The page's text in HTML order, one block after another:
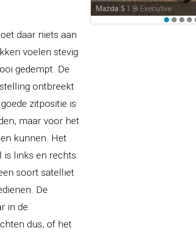
daar niets aan
voelen stevig
gedempt. De
ontbreekt
zitpositie is
maar voor het
kunnen. Het
is links en rechts
soort satelliet
De
in de
dus, of het
Mazda 5 1.8i Executive